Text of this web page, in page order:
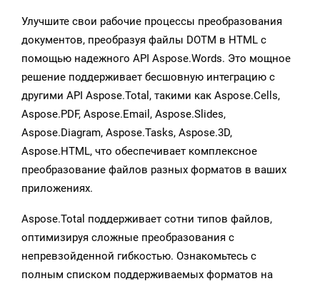
Улучшите свои рабочие процессы преобразования
документов, преобразуя файлы DOTM в HTML с
помощью надежного API Aspose.Words. Это мощное
решение поддерживает бесшовную интеграцию с
другими API Aspose.Total, такими как Aspose.Cells,
Aspose.PDF, Aspose.Email, Aspose.Slides,
Aspose.Diagram, Aspose.Tasks, Aspose.3D,
Aspose.HTML, что обеспечивает комплексное
преобразование файлов разных форматов в ваших
приложениях.
Aspose.Total поддерживает сотни типов файлов,
оптимизируя сложные преобразования с
непревзойденной гибкостью. Ознакомьтесь с
полным списком поддерживаемых форматов на